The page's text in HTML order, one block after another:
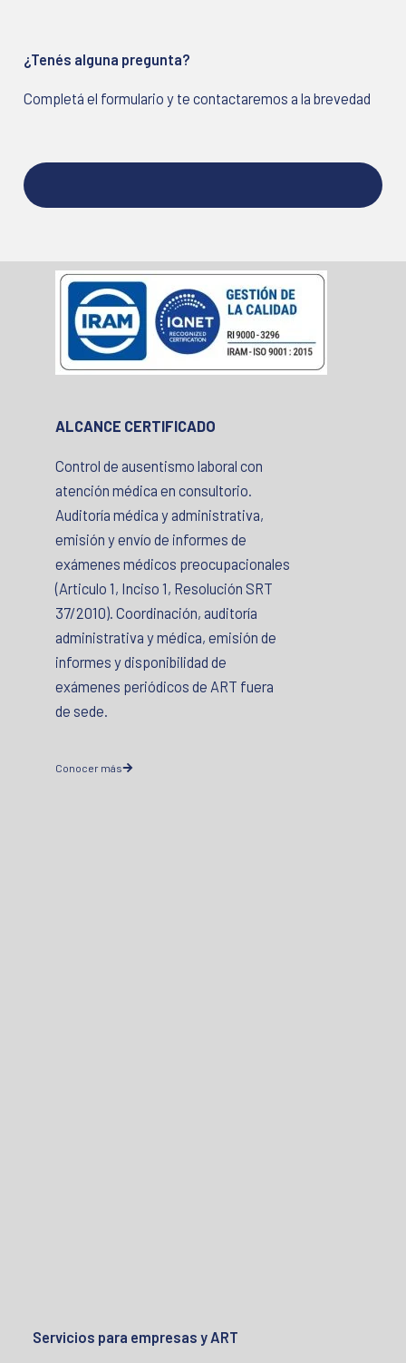
¿Tenés alguna pregunta?
Completá el formulario y te contactaremos a la brevedad
ALCANCE CERTIFICADO
Control de ausentismo laboral con
atención médica en consultorio.
Auditoría médica y administrativa,
emisión y envío de informes de
exámenes médicos preocupacionales
(Articulo 1, Inciso 1, Resolución SRT
37/2010). Coordinación, auditoría
administrativa y médica, emisión de
informes y disponibilidad de
exámenes periódicos de ART fuera
de sede.
Conocer más
Servicios para empresas y ART